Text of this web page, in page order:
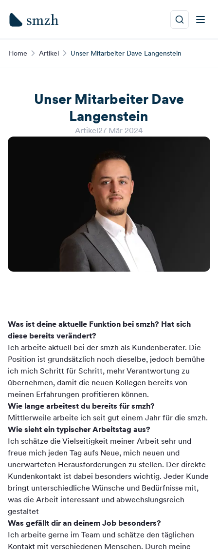
Home Artikel Unser Mitarbeiter Dave Langenstein
Unser Mitarbeiter Dave
Langenstein
Artikel27 Mär 2024
Was ist deine aktuelle Funktion bei smzh? Hat sich
diese bereits verändert?
Ich arbeite aktuell bei der smzh als Kundenberater. Die
Position ist grundsätzlich noch dieselbe, jedoch bemühe
ich mich Schritt für Schritt, mehr Verantwortung zu
übernehmen, damit die neuen Kollegen bereits von
meinen Erfahrungen profitieren können.
Wie lange arbeitest du bereits für smzh?
Mittlerweile arbeite ich seit gut einem Jahr für die smzh.
Wie sieht ein typischer Arbeitstag aus?
Ich schätze die Vielseitigkeit meiner Arbeit sehr und
freue mich jeden Tag aufs Neue, mich neuen und
unerwarteten Herausforderungen zu stellen. Der direkte
Kundenkontakt ist dabei besonders wichtig. Jeder Kunde
bringt unterschiedliche Wünsche und Bedürfnisse mit,
was die Arbeit interessant und abwechslungsreich
gestaltet
Was gefällt dir an deinem Job besonders?
Ich arbeite gerne im Team und schätze den täglichen
Kontakt mit verschiedenen Menschen. Durch meine